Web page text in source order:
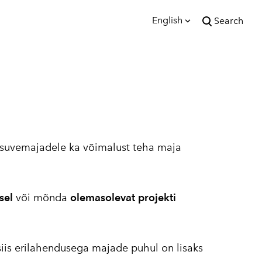
English Search
ka võimalust teha maja
või mõnda olemasolevat projekti
erilahendusega majade puhul on lisaks